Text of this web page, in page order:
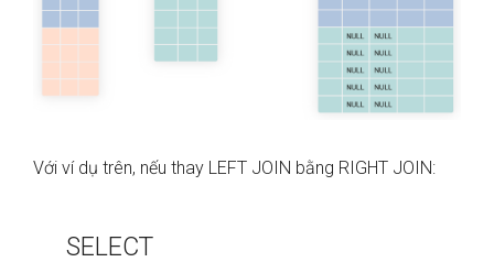
Với ví dụ trên, nếu thay LEFT JOIN bằng RIGHT JOIN:
SELECT